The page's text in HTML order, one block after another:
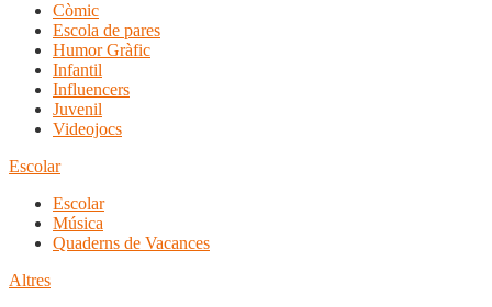
Còmic
Escola de pares
Humor Gràfic
Infantil
Influencers
Juvenil
Videojocs
Escolar
Escolar
Música
Quaderns de Vacances
Altres